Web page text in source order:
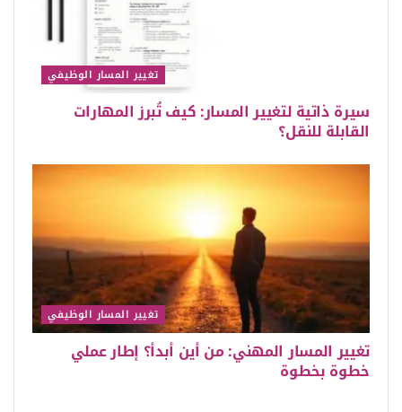
تغيير المسار الوظيفي
سيرة ذاتية لتغيير المسار: كيف تُبرز المهارات
القابلة للنقل؟
تغيير المسار الوظيفي
تغيير المسار المهني: من أين أبدأ؟ إطار عملي
خطوة بخطوة